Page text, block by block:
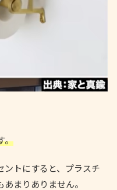
。
ントにすると、プラスチ
まりありません。